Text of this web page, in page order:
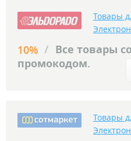
Товары
10% / Все товары
промокодом.
Товары